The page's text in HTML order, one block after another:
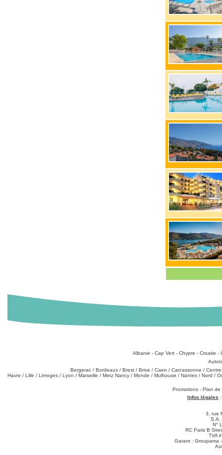
Albanie - Cap Vert- Chypre - Croatie -
Bergerac / Bordeaux / Brest / Brive / Caen / Carcassonne / Centre
Havre / Lille / Limoges / Lyon / Marseille / Metz Nancy / Monde / Mulhouse / Nantes / Nord /
Promotions - Plan
Infos légales
3, rue
S.A.
N°
RC Paris B
TVA
Garant : Groupama